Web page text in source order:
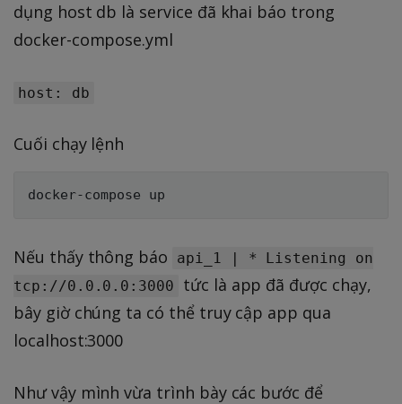
dụng host db là service đã khai báo trong
docker-compose.yml
host: db
Cuối chạy lệnh
Nếu thấy thông báo
api_1 | * Listening on
tcp://0.0.0.0:3000
tức là app đã được chạy,
bây giờ chúng ta có thể truy cập app qua
localhost:3000
Như vậy mình vừa trình bày các bước để